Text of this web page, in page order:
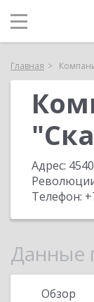
Главная
Адрес:
Телефон:
Данные
Обзор